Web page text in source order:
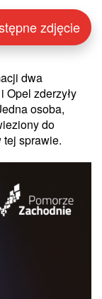
zdjęcie
dwa
Opel zderzyły
osoba,
do
sprawie.